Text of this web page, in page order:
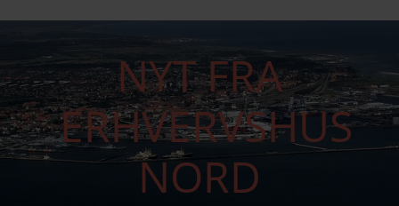
NYT FRA
ERHVERVSHUS
NORD